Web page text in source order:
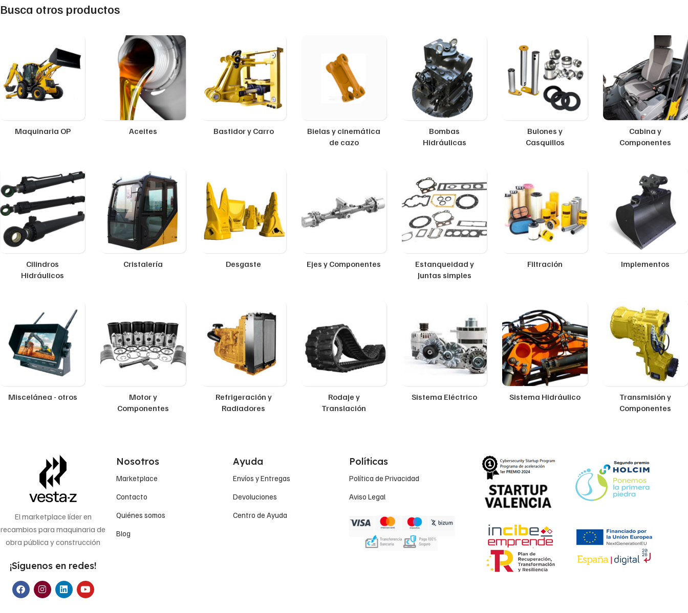
Busca otros productos
Maquinaria OP Aceites Bastidor y Carro
Bielas y cinemática
de cazo
Bombas
Hidráulicas
Bulones y
Casquillos
Cabina y
Componentes
Cilindros
Hidráulicos
Cristalería Desgaste Ejes y Componentes
Estanqueidad y
Juntas simples
Filtración Implementos
Miscelánea - otros
Motor y
Componentes
Refrigeración y
Radiadores
Rodaje y
Translación
Sistema Eléctrico Sistema Hidráulico
Transmisión y
Componentes
El marketplace líder en
recambios para maquinaria de
obra pública y construcción
¡Síguenos en redes!
Nosotros
Marketplace
Contacto
Quiénes somos
Blog
Ayuda
Envíos y Entregas
Devoluciones
Centro de Ayuda
Políticas
Política de Privacidad
Aviso Legal